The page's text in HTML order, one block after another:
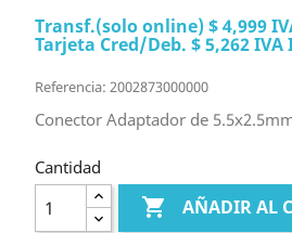
Transf.(solo online) $ 4,999
Tarjeta Cred/Deb. $ 5,262 IVA
Referencia: 2002873000000
Conector Adaptador de
Cantidad
 AÑADIR AL